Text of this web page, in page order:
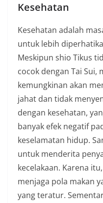
Kesehatan
Kesehatan adalah
untuk lebih
Meskipun shio Tikus
cocok dengan Tai Sui,
kemungkinan akan
jahat dan tidak
dengan kesehatan,
banyak efek negatif
keselamatan hidup.
untuk menderita
kecelakaan. Karena
menjaga pola makan
yang teratur.